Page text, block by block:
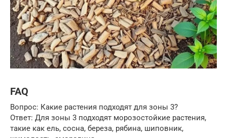
FAQ
Вопрос: Какие растения подходят для зоны 3?
Ответ: Для зоны 3 подходят морозостойкие растения,
такие как ель, сосна, береза, рябина, шиповник,